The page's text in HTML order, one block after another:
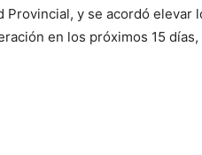
Provincial, y se acordó elevar
en los próximos 15